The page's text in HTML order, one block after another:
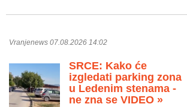
Vranjenews 07.08.2026 14:02
SRCE: Kako će
izgledati parking zona
u Ledenim stenama -
ne zna se VIDEO »